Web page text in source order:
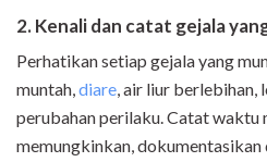
2. Kenali dan catat gejala
Perhatikan setiap gejala yang
muntah,diare, air liur berlebihan,
perubahan perilaku. Catat waktu
memungkinkan,